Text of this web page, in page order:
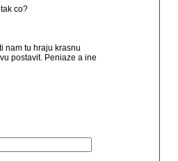
co?
nam tu hraju krasnu
postavit. Peniaze a ine